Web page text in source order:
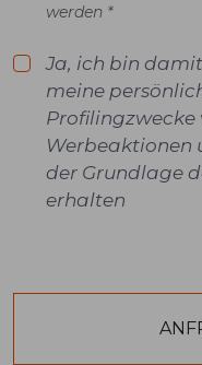
werden *
Ja, ich bin
meine
Profilingzwecke
Werbeaktionen
der Grundlage
erhalten